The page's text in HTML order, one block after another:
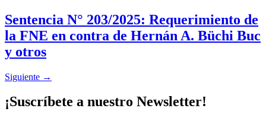
Sentencia N° 203/2025: Requerimiento de
la FNE en contra de Hernán A. Büchi Buc
y otros
Siguiente →
¡Suscríbete a nuestro Newsletter!